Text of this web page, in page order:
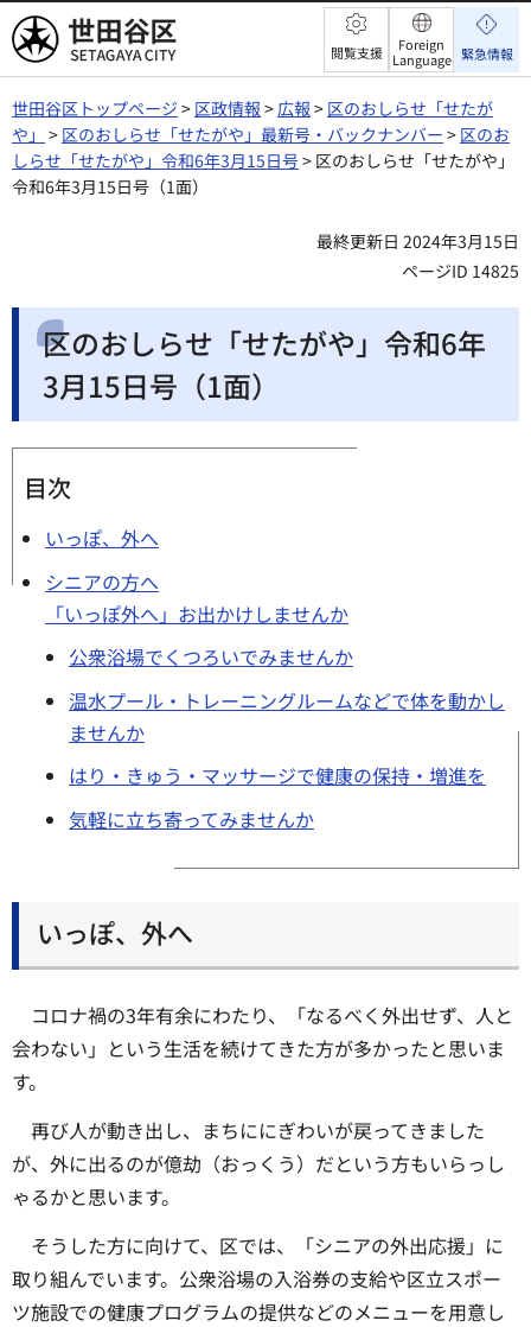
世田谷区 閲覧支援
Foreign
Language 緊急情報
世田谷区トップページ > 区政情報 >広報 > 区のおしらせ「せたが
や」 > 区のおしらせ「せたがや」最新号・バックナンバー > 区のお
しらせ「せたがや」令和6年3月15日号> 区のおしらせ「せたがや」
令和6年3月15日号（1面）
最終更新日 2024年3月15日
ページID 14825
区のおしらせ「せたがや」令和6年
3月15日号（1面）
目次
いっぽ、外へ
シニアの方へ
「いっぽ外へ」お出かけしませんか
公衆浴場でくつろいでみませんか
温水プール・トレーニングルームなどで体を動かし
ませんか
はり・きゅう・マッサージで健康の保持・増進を
気軽に立ち寄ってみませんか
いっぽ、外へ
コロナ禍の3年有余にわたり、「なるべく外出せず、人と
会わない」という生活を続けてきた方が多かったと思いま
す。
再び人が動き出し、まちににぎわいが戻ってきました
が、外に出るのが億劫（おっくう）だという方もいらっし
ゃるかと思います。
そうした方に向けて、区では、「シニアの外出応援」に
取り組んでいます。公衆浴場の入浴券の支給や区立スポー
ツ施設での健康プログラムの提供などのメニューを用意し